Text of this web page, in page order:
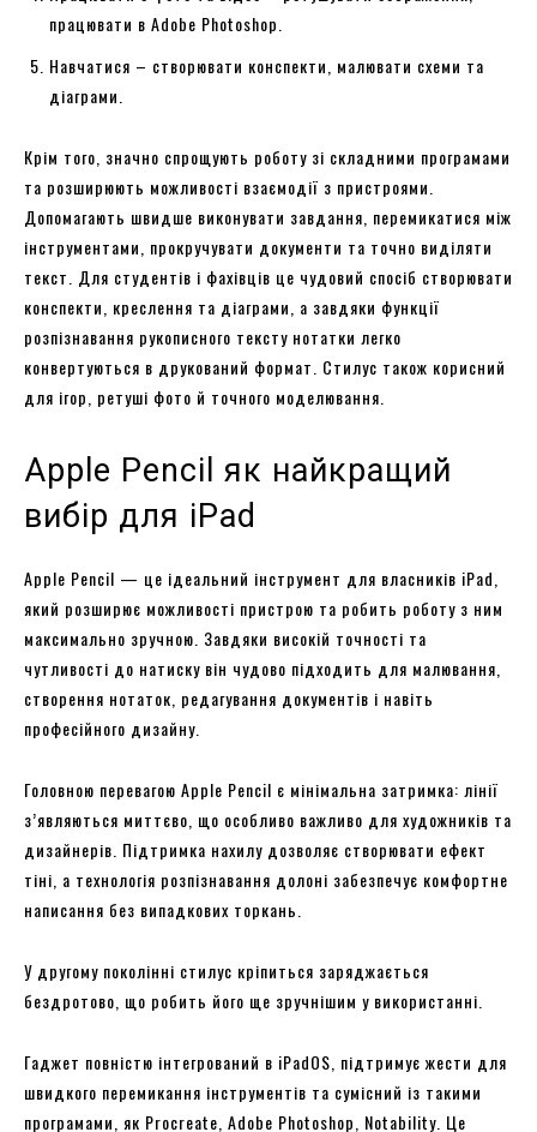
працювати в Adobe Photoshop.
Навчатися – створювати конспекти, малювати схеми та
діаграми.
Крім того, значно спрощують роботу зі складними програмами
та розширюють можливості взаємодії з пристроями.
Допомагають швидше виконувати завдання, перемикатися між
інструментами, прокручувати документи та точно виділяти
текст. Для студентів і фахівців це чудовий спосіб створювати
конспекти, креслення та діаграми, а завдяки функції
розпізнавання рукописного тексту нотатки легко
конвертуються в друкований формат. Стилус також корисний
для ігор, ретуші фото й точного моделювання.
Apple Pencil як найкращий
вибір для iPad
Apple Pencil — це ідеальний інструмент для власників iPad,
який розширює можливості пристрою та робить роботу з ним
максимально зручною. Завдяки високій точності та
чутливості до натиску він чудово підходить для малювання,
створення нотаток, редагування документів і навіть
професійного дизайну.
Головною перевагою Apple Pencil є мінімальна затримка: лінії
з’являються миттєво, що особливо важливо для художників та
дизайнерів. Підтримка нахилу дозволяє створювати ефект
тіні, а технологія розпізнавання долоні забезпечує комфортне
написання без випадкових торкань.
У другому поколінні стилус кріпиться заряджається
бездротово, що робить його ще зручнішим у використанні.
Гаджет повністю інтегрований в iPadOS, підтримує жести для
швидкого перемикання інструментів та сумісний із такими
програмами, як Procreate, Adobe Photoshop, Notability. Це